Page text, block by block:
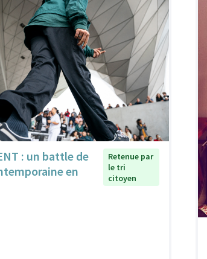
: un battle de
en
Retenue par
le tri
citoyen